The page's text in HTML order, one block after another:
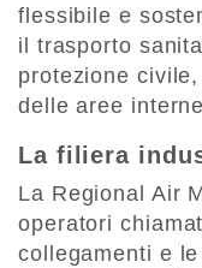
flessibile e
il trasporto
protezione
delle aree
La filiera
La Regional Air
operatori
collegamenti e